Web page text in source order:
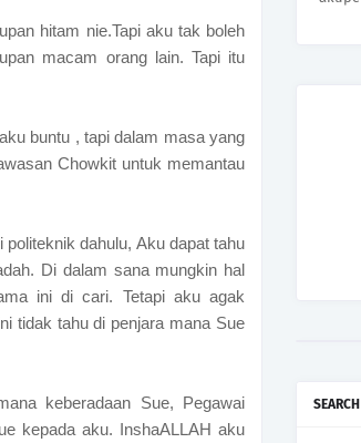
hitam nie.Tapi aku tak boleh
macam orang lain. Tapi itu
buntu , tapi dalam masa yang
Chowkit untuk memantau
dahulu, Aku dapat tahu
Di dalam sana mungkin hal
ini di cari. Tetapi aku agak
tidak tahu di penjara mana Sue
keberadaan Sue, Pegawai
kepada aku. InshaALLAH aku